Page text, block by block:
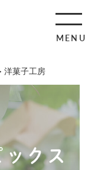
MENU
洋菓子工房
ックス